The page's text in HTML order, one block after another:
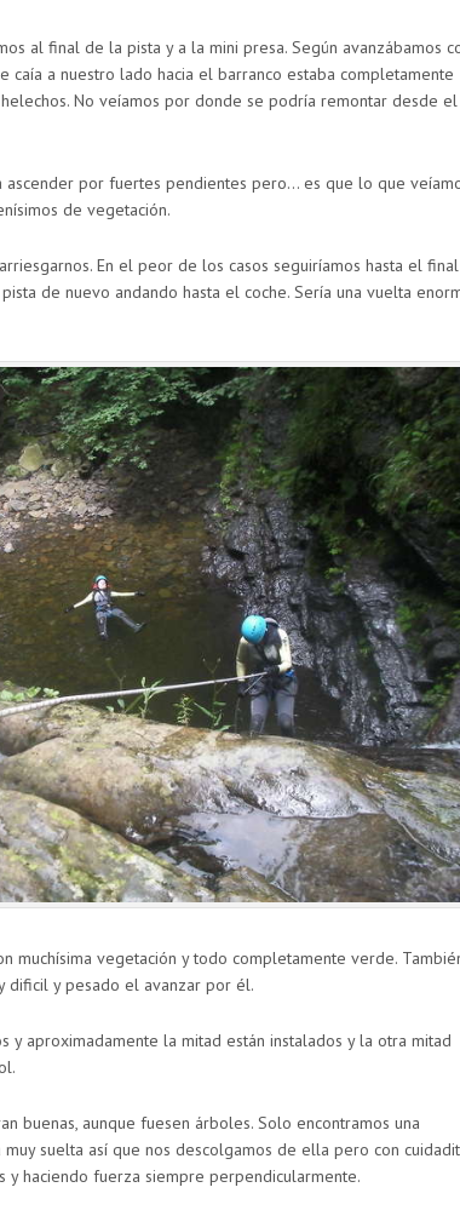
al final de la pista y a la mini presa. Según avanzábamos
caía a nuestro lado hacia el barranco estaba completamente
No veíamos por donde se podría remontar desde el
ascender por fuertes pendientes pero… es que lo que
de vegetación.
En el peor de los casos seguiríamos hasta el final
de nuevo andando hasta el coche. Sería una vuelta
muchísima vegetación y todo completamente verde.
dificil y pesado el avanzar por él.
y aproximadamente la mitad están instalados y la otra mitad
buenas, aunque fuesen árboles. Solo encontramos una
suelta así que nos descolgamos de ella pero con
y haciendo fuerza siempre perpendicularmente.